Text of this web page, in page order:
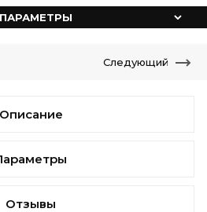
Следующий
Описание
Отзывы